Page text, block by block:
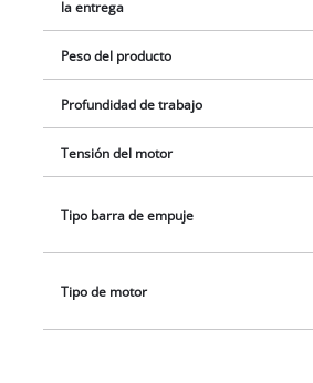
transporte de altura ajustable. El
dos puntos proporciona seguridad
incluye baterías ni cargadores. Estos
la entrega
Peso del producto
Profundidad de trabajo
Tensión del motor
Tipo barra de empuje
Tipo de motor